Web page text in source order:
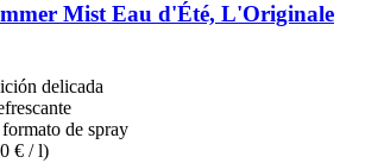
Mist Eau d'Été, L'Originale
delicada
de spray
€ / l)